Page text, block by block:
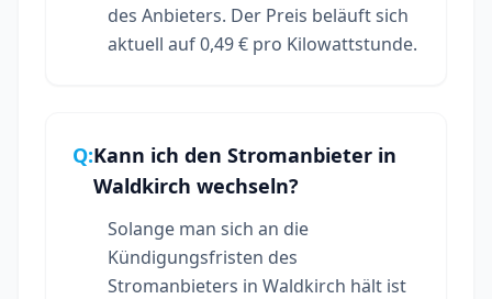
des Anbieters. Der Preis beläuft sich
aktuell auf 0,49 € pro Kilowattstunde.
Q:Kann ich den Stromanbieter in
Waldkirch wechseln?
Solange man sich an die
Kündigungsfristen des
Stromanbieters in Waldkirch hält ist